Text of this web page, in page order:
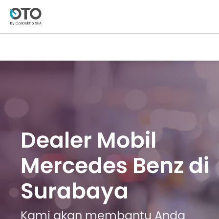
Dealer Mobil
Mercedes Benz di
Surabaya
Kami akan membantu Anda